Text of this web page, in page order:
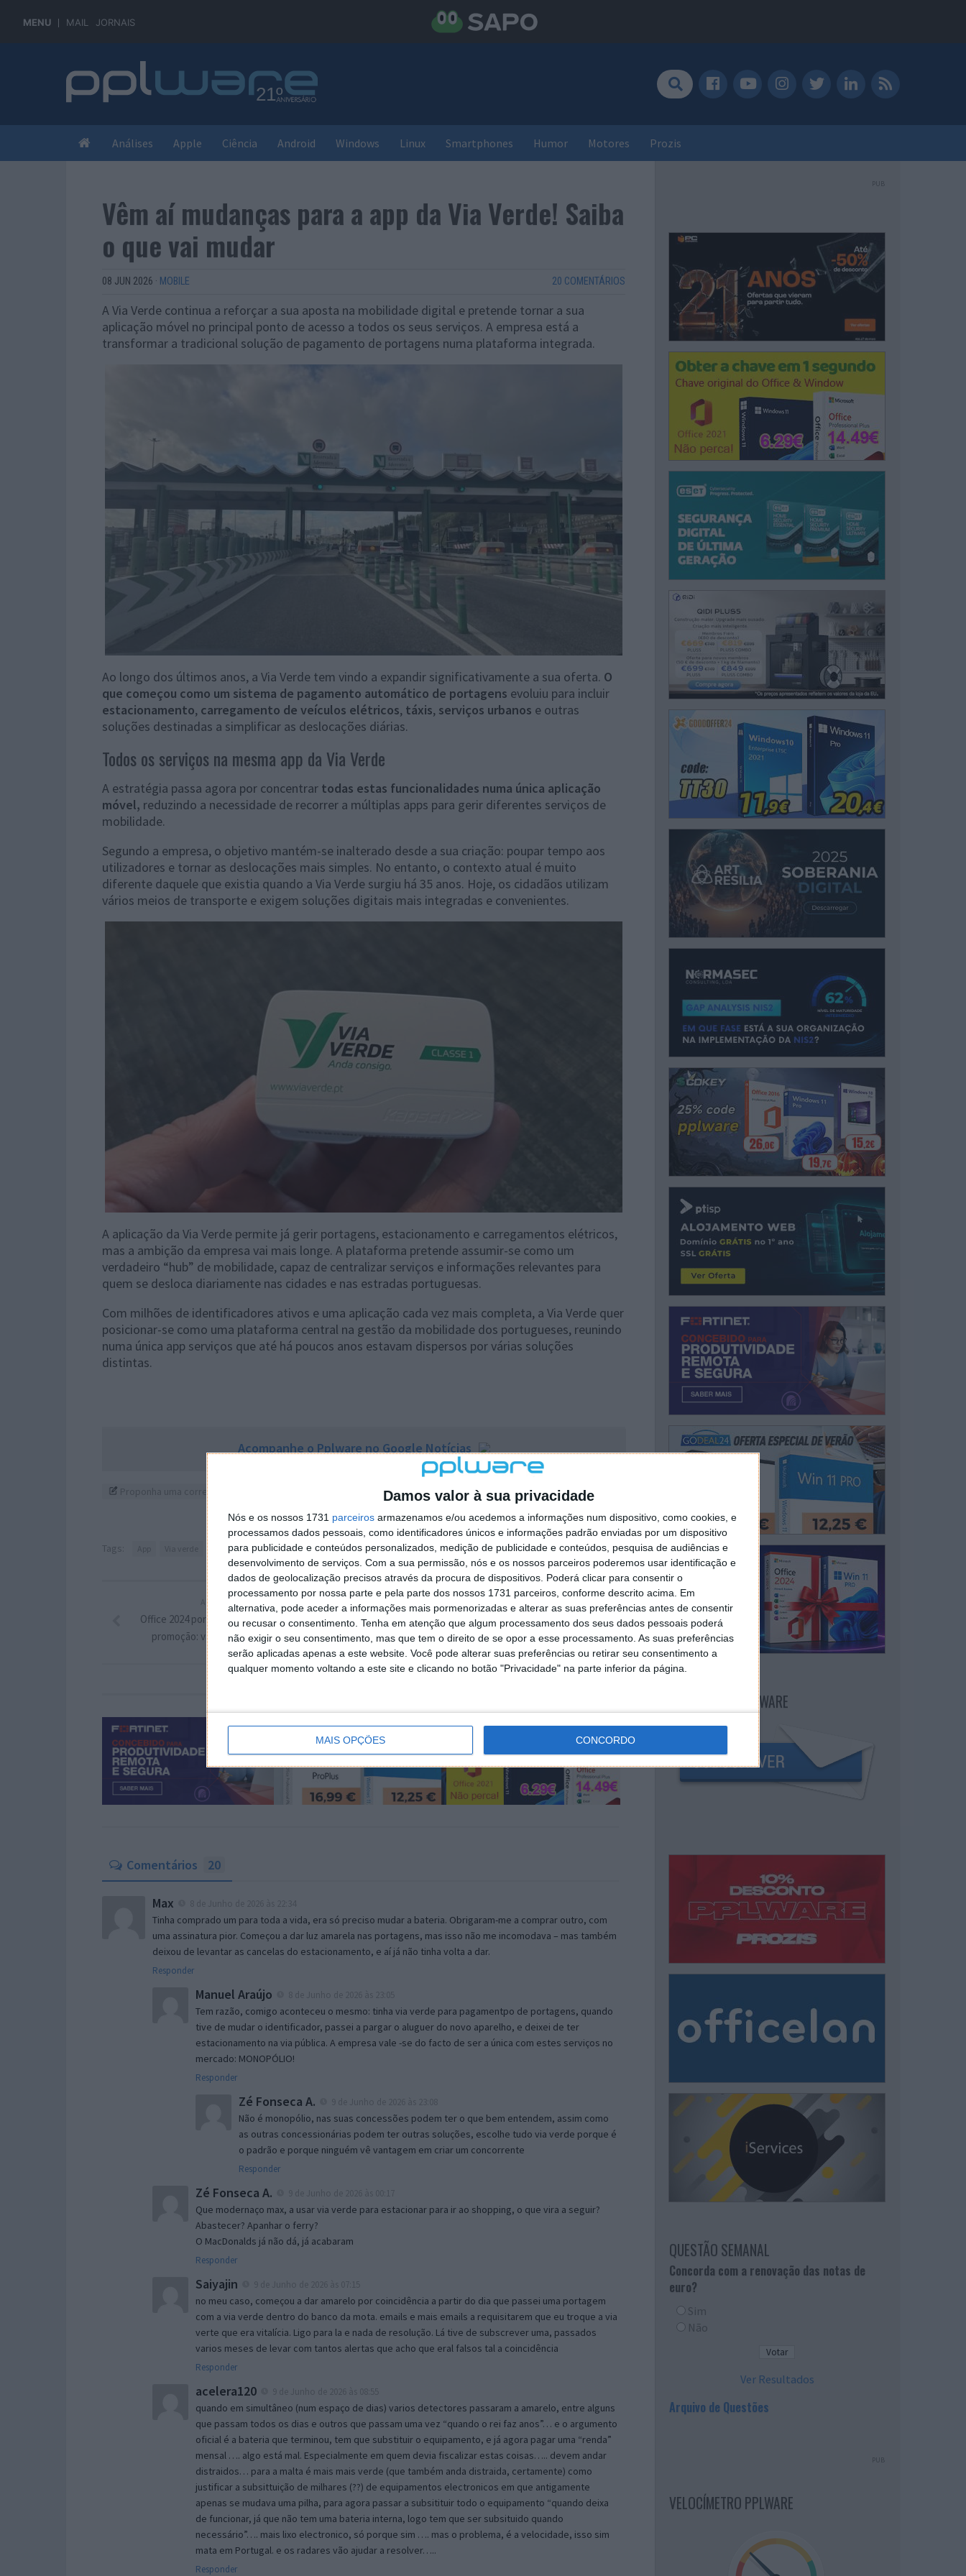
Damos valor à sua privacidade
Nós e os nossos 1731 parceiros armazenamos e/ou acedemos a informações num dispositivo, como cookies, e
processamos dados pessoais, como identificadores únicos e informações padrão enviadas por um dispositivo
para publicidade e conteúdos personalizados, medição de publicidade e conteúdos, pesquisa de audiências e
desenvolvimento de serviços. Com a sua permissão, nós e os nossos parceiros poderemos usar identificação e
dados de geolocalização precisos através da procura de dispositivos. Poderá clicar para consentir o
processamento por nossa parte e pela parte dos nossos 1731 parceiros, conforme descrito acima. Em
alternativa, pode aceder a informações mais pormenorizadas e alterar as suas preferências antes de consentir
ou recusar o consentimento. Tenha em atenção que algum processamento dos seus dados pessoais poderá
não exigir o seu consentimento, mas que tem o direito de se opor a esse processamento. As suas preferências
serão aplicadas apenas a este website. Você pode alterar suas preferências ou retirar seu consentimento a
qualquer momento voltando a este site e clicando no botão "Privacidade" na parte inferior da página.
MAIS OPÇÕES CONCORDO
MENU MAIL JORNAIS
Análises Apple Ciência Android Windows Linux Smartphones Humor Motores Prozis
Vêm aí mudanças para a app da Via Verde! Saiba
o que vai mudar
08 JUN 2026 · MOBILE 20 COMENTÁRIOS
A Via Verde continua a reforçar a sua aposta na mobilidade digital e pretende tornar a sua
aplicação móvel no principal ponto de acesso a todos os seus serviços. A empresa está a
transformar a tradicional solução de pagamento de portagens numa plataforma integrada.
Ao longo dos últimos anos, a Via Verde tem vindo a expandir significativamente a sua oferta. O
que começou como um sistema de pagamento automático de portagens evoluiu para incluir
estacionamento, carregamento de veículos elétricos, táxis, serviços urbanos e outras
soluções destinadas a simplificar as deslocações diárias.
Todos os serviços na mesma app da Via Verde
A estratégia passa agora por concentrar todas estas funcionalidades numa única aplicação
móvel, reduzindo a necessidade de recorrer a múltiplas apps para gerir diferentes serviços de
mobilidade.
Segundo a empresa, o objetivo mantém-se inalterado desde a sua criação: poupar tempo aos
utilizadores e tornar as deslocações mais simples. No entanto, o contexto atual é muito
diferente daquele que existia quando a Via Verde surgiu há 35 anos. Hoje, os cidadãos utilizam
vários meios de transporte e exigem soluções digitais mais integradas e convenientes.
A aplicação da Via Verde permite já gerir portagens, estacionamento e carregamentos elétricos,
mas a ambição da empresa vai mais longe. A plataforma pretende assumir-se como um
verdadeiro “hub” de mobilidade, capaz de centralizar serviços e informações relevantes para
quem se desloca diariamente nas cidades e nas estradas portuguesas.
Com milhões de identificadores ativos e uma aplicação cada vez mais completa, a Via Verde quer
posicionar-se como uma plataforma central na gestão da mobilidade dos portugueses, reunindo
numa única app serviços que até há poucos anos estavam dispersos por várias soluções
distintas.
Acompanhe o Pplware no Google Notícias
Proponha uma correção, faça uma sugestão Autor:Pedro Pinto
Tags:
PRÓXIMO ARTIGO
WWDC 2026: Recorde tudo o que a Apple
apresentou
ARTIGO ANTERIOR
Office 2024 por 11,33€ e Windows 11 Pro em
promoção: vale a pena atualizar agora?
Comentários 20
Max
Tinha comprado um para toda a vida, era só preciso mudar a bateria. Obrigaram-me a comprar outro, com
uma assinatura pior. Começou a dar luz amarela nas portagens, mas isso não me incomodava – mas também
deixou de levantar as cancelas do estacionamento, e aí já não tinha volta a dar.
Responder
Manuel Araújo
Tem razão, comigo aconteceu o mesmo: tinha via verde para pagamentpo de portagens, quando
tive de mudar o identificador, passei a pargar o aluguer do novo aparelho, e deixei de ter
estacionamento na via pública. A empresa vale -se do facto de ser a única com estes serviços no
mercado: MONOPÓLIO!
Responder
Zé Fonseca A.
Não é monopólio, nas suas concessões podem ter o que bem entendem, assim como
as outras concessionárias podem ter outras soluções, escolhe tudo via verde porque é
o padrão e porque ninguém vê vantagem em criar um concorrente
Responder
Zé Fonseca A.
Que modernaço max, a usar via verde para estacionar para ir ao shopping, o que vira a seguir?
Abastecer? Apanhar o ferry?
O MacDonalds já não dá, já acabaram
Responder
Saiyajin
no meu caso, começou a dar amarelo por coincidência a partir do dia que passei uma portagem
com a via verde dentro do banco da mota. emails e mais emails a requisitarem que eu troque a via
verte que era vitalícia. Ligo para la e nada de resolução. Lá tive de subscrever uma, passados
varios meses de levar com tantos alertas que acho que eral falsos tal a coincidência
Responder
acelera120
quando em simultâneo (num espaço de dias) varios detectores passaram a amarelo, entre alguns
que passam todos os dias e outros que passam uma vez “quando o rei faz anos”… e o argumento
oficial é a bateria que terminou, tem que substituir o equipamento, e já agora pagar uma “renda”
mensal …. algo está mal. Especialmente em quem devia fiscalizar estas coisas….. devem andar
distraidos… para a malta é mais mais verde (que também anda distraida, certamente) como
justificar a subsittuição de milhares (??) de equipamentos electronicos em que antigamente
apenas se mudava uma pilha, para agora passar a subsitituir todo o equipamento “quando deixa
de funcionar, já que não tem uma bateria interna, logo tem que ser subsituido quando
necessário”…. mais lixo electronico, só porque sim …. mas o problema, é a velocidade, isso sim
mata em Portugal. e os radares vão ajudar a resolver…..
Responder
PUB
NEWSLETTER PPLWARE
QUESTÃO SEMANAL
Concorda com a renovação das notas de
euro?
Sim
Não
Ver Resultados
Arquivo de Questões
PUB
VELOCÍMETRO PPLWARE